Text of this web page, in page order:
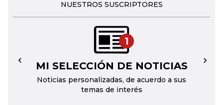
NUESTROS SUSCRIPTORES
1
MI SELECCIÓN DE NOTICIAS
Noticias personalizadas, de acuerdo a sus
temas de interés
← →